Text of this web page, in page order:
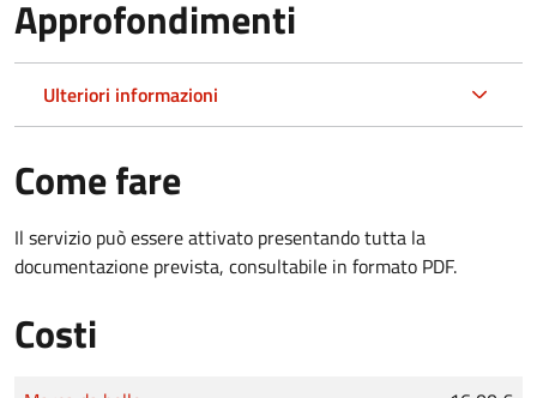
Approfondimenti
Ulteriori informazioni
Come fare
Il servizio può essere attivato presentando tutta la
documentazione prevista, consultabile in formato PDF.
Costi
Tipo di pagamento
Importo